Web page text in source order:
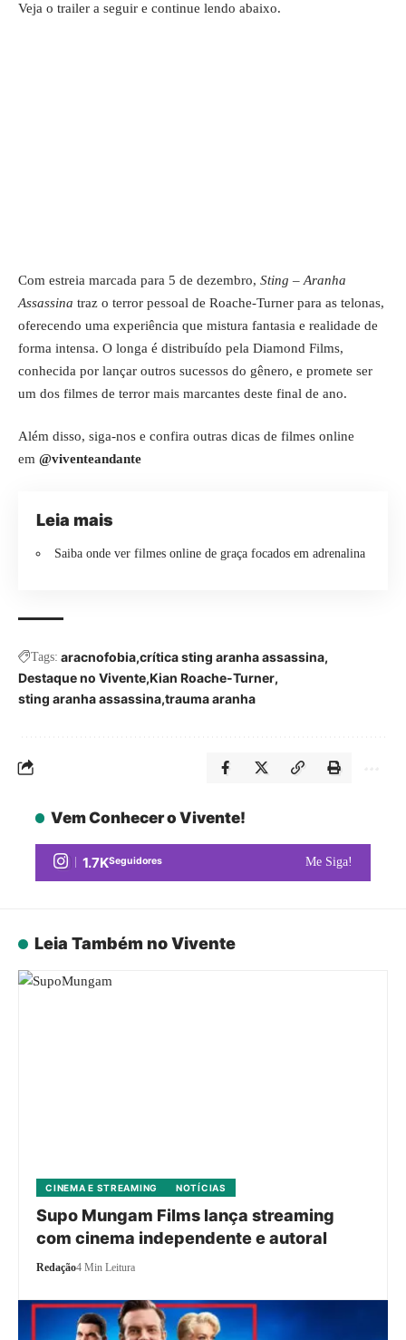
Veja o trailer a seguir e continue lendo abaixo.
Com estreia marcada para 5 de dezembro, Sting – Aranha
Assassina traz o terror pessoal de Roache-Turner para as telonas,
oferecendo uma experiência que mistura fantasia e realidade de
forma intensa. O longa é distribuído pela Diamond Films,
conhecida por lançar outros sucessos do gênero, e promete ser
um dos filmes de terror mais marcantes deste final de ano.
Além disso, siga-nos e confira outras dicas de filmes online
em @viventeandante
Leia mais
Saiba onde ver filmes online de graça focados em adrenalina
Tags: aracnofobia crítica sting aranha assassina
Destaque no Vivente Kian Roache-Turner
sting aranha assassina trauma aranha
Vem Conhecer o Vivente!
1.7KSeguidores Me Siga!
Leia Também no Vivente
CINEMA E STREAMING NOTÍCIAS
Supo Mungam Films lança streaming
com cinema independente e autoral
Redação4 Min Leitura